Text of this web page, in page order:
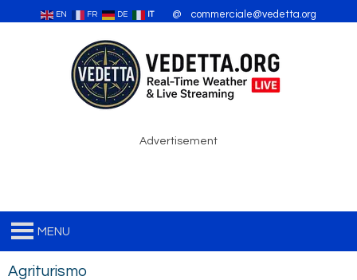
al
EN FR DE IT @ commerciale@vedetta.org
Advertisement
MENU
Agriturismo